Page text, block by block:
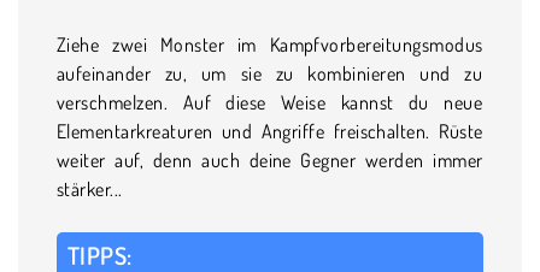
Ziehe zwei Monster im Kampfvorbereitungsmodus
aufeinander zu, um sie zu kombinieren und zu
verschmelzen. Auf diese Weise kannst du neue
Elementarkreaturen und Angriffe freischalten. Rüste
weiter auf, denn auch deine Gegner werden immer
stärker...
TIPPS: